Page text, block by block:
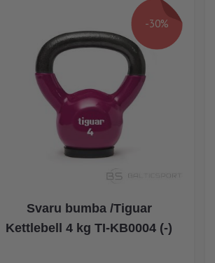
-30%
Svaru bumba /Tiguar
Kettlebell 4 kg TI-KB0004 (-)